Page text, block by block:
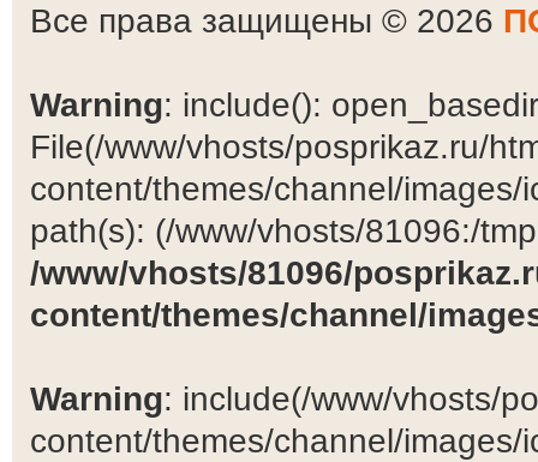
Все права защищены © 2026
Warning: include():
File(/www/vhosts/posprikaz.ru/
content/themes/channel/
path(s): (/www/vhosts/81096:/
/www/vhosts/81096/
content/themes/channel/
Warning: include(/www/vhosts/
content/themes/channel/